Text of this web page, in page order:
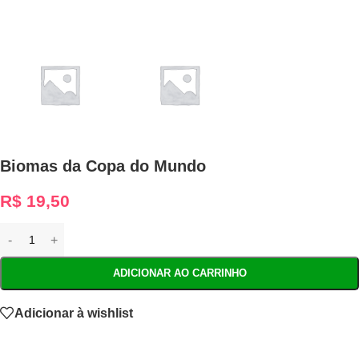
Biomas da Copa do Mundo
R$ 19,50
ADICIONAR AO CARRINHO
Adicionar à wishlist